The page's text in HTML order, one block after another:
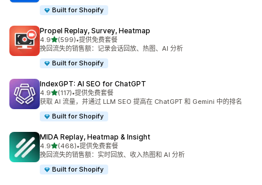
Built for Shopify
Propel Replay, Survey, Heatmap
4.9星（满分 5 星）
(599)
总共 599 条评论
•提供免费套餐
挽回流失的销售额：记录会话回放、热图、AI 分析
Built for Shopify
IndexGPT: AI SEO for ChatGPT
4.9星（满分 5 星）
(117)
总共 117 条评论
•提供免费套餐
获取 AI 流量，并通过 LLM SEO 提高在 ChatGPT 和 Gemini 中的排名
Built for Shopify
MIDA Replay, Heatmap & Insight
4.9星（满分 5 星）
(468)
总共 468 条评论
•提供免费套餐
挽回流失的销售额：实时回放、收入热图和 AI 分析
Built for Shopify